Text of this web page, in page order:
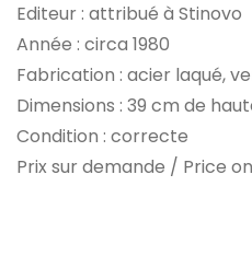
Editeur : attribué à Stinovo
Année : circa 1980
Fabrication : acier laqué,
Dimensions : 39 cm de
Condition : correcte
Prix sur demande / Price